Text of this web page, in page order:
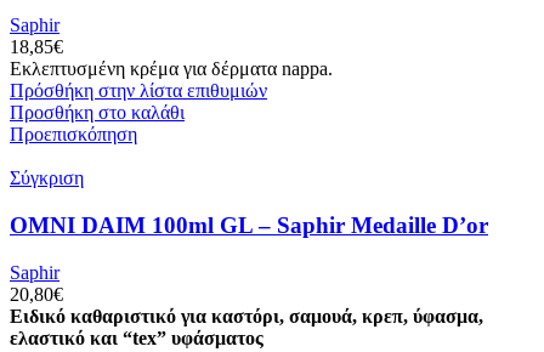
Saphir
18,85€
Εκλεπτυσμένη κρέμα για δέρματα nappa.
Πρόσθήκη στην λίστα επιθυμιών
Προσθήκη στο καλάθι
Προεπισκόπηση
Σύγκριση
OMNI DAIM 100ml GL – Saphir Medaille D’or
Saphir
20,80€
Ειδικό καθαριστικό για καστόρι, σαμουά, κρεπ, ύφασμα,
ελαστικό και “tex” υφάσματος